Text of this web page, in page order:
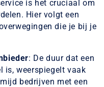
is het cruciaal om
Hier volgt een
die je bij je
: De duur dat een
is, weerspiegelt vaak
bedrijven met een